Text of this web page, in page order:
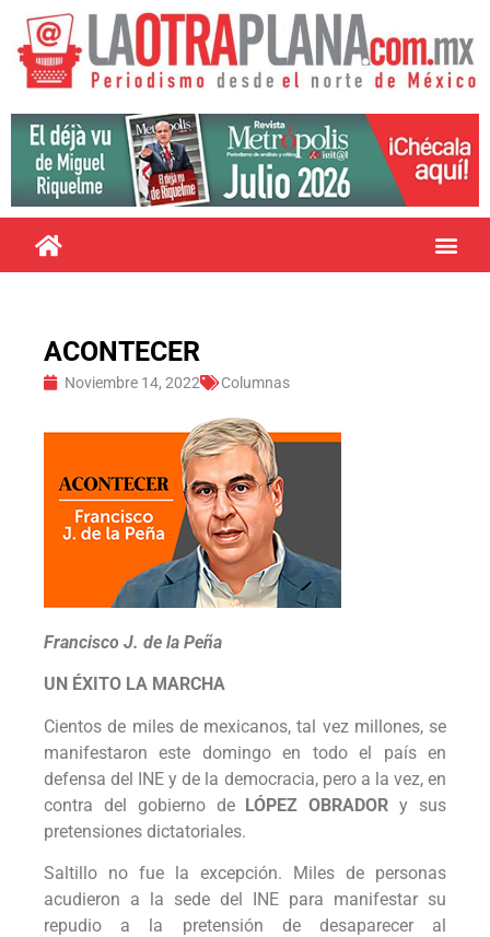
ACONTECER
Noviembre 14, 2022 Columnas
Francisco J. de la Peña
UN ÉXITO LA MARCHA
Cientos de miles de mexicanos, tal vez millones, se
manifestaron este domingo en todo el país en
defensa del INE y de la democracia, pero a la vez, en
contra del gobierno de LÓPEZ OBRADOR y sus
pretensiones dictatoriales.
Saltillo no fue la excepción. Miles de personas
acudieron a la sede del INE para manifestar su
repudio a la pretensión de desaparecer al